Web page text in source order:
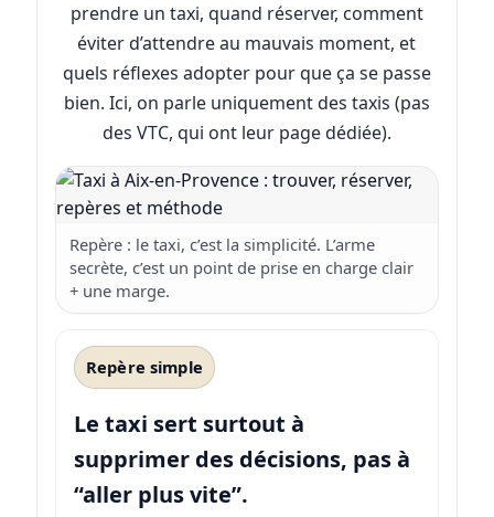
prendre un taxi, quand réserver, comment
éviter d’attendre au mauvais moment, et
quels réflexes adopter pour que ça se passe
bien. Ici, on parle uniquement des taxis (pas
des VTC, qui ont leur page dédiée).
Repère : le taxi, c’est la simplicité. L’arme
secrète, c’est un point de prise en charge clair
+ une marge.
Repère simple
Le taxi sert surtout à
supprimer des décisions, pas à
“aller plus vite”.